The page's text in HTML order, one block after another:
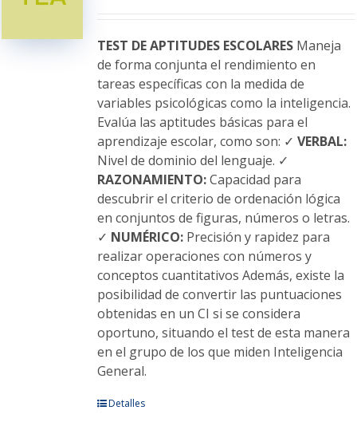
elegir
en
la
página
de
producto
TEST DE APTITUDES ESCOLARESManeja
de forma conjunta el rendimiento en
tareas específicas con la medida de
variables psicológicas como la inteligencia.
Evalúa las aptitudes básicas para el
aprendizaje escolar, como son: ✓ VERBAL:
Nivel de dominio del lenguaje. ✓
RAZONAMIENTO:Capacidad para
descubrir el criterio de ordenación lógica
en conjuntos de figuras, números o letras.
✓ NUMÉRICO:Precisión y rapidez para
realizar operaciones con números y
conceptos cuantitativos Además, existe la
posibilidad de convertir las puntuaciones
obtenidas en un CI si se considera
oportuno, situando el test de esta manera
en el grupo de los que miden Inteligencia
General.
EsteDetalles